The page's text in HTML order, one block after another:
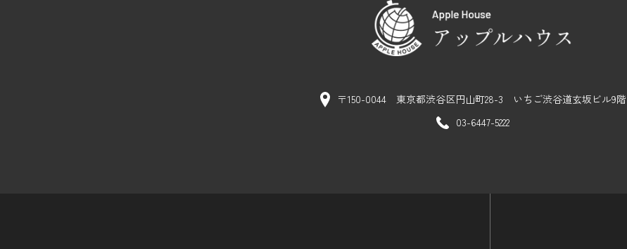
〒150-0044 東京都渋谷区円山町28-3
いちご渋谷道玄坂ビル9階
03-6447-5222